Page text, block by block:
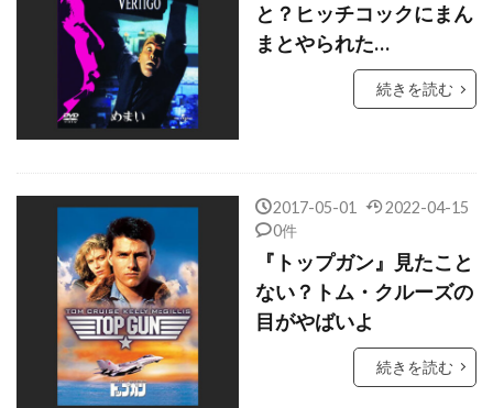
キャメロン・ボイス
キャメロン・マクラッケン
キャリー・フィッシャー
キャリー・マリガン
キャリー・ローウェル
キャロライン・アーロン
キャロライン・グッドール
キャロライン・トンプソン
キャロル・フックス
キャロル・リトルトン
キャンディス・アザラ
キリアン・マーフィー
キルスティン・ウォーレン
キルスティン・ダンスト
と？ヒッチコックにまん
まとやられた…
続きを読む
2017-05-01
2022-04-15
0件
『トップガン』見たこと
ない？トム・クルーズの
目がやばいよ
続きを読む